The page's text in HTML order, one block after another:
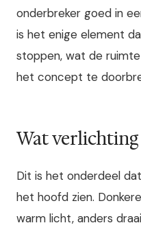
onderbreker goed in
is het enige element
stoppen, wat de
het concept te
Wat
Dit is het onderdeel
het hoofd zien.
warm licht, anders